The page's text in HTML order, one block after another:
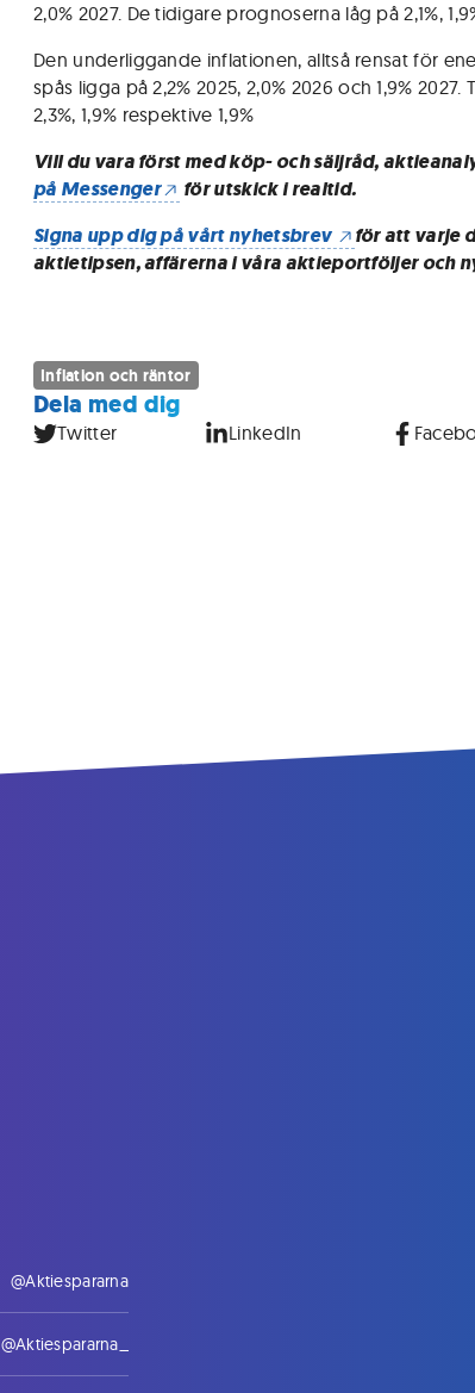
2,0% 2027. De tidigare prognoserna låg på 2,1%,
Den underliggande inflationen, alltså rensat för
spås ligga på 2,2% 2025, 2,0% 2026 och 1,9%
2,3%, 1,9% respektive 1,9%
Vill du vara först med köp- och säljråd,
på Messenger
för utskick i realtid.
Signa upp dig på vårt nyhetsbrev
för att varje
aktietipsen, affärerna i våra aktieportföljer och
Inflation och räntor
Dela med dig
Twitter LinkedIn
@Aktiespararna
@Aktiespararna_